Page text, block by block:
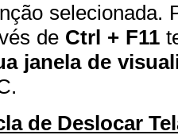
selecionada.
de Ctrl + F11
janela de
de Deslocar